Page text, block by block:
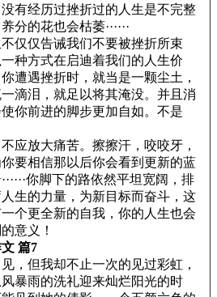
有经历过挫折过的人生是不完整
分的花也会枯萎······
仅仅告诫我们不要被挫折所束
种方式在启迪着我们的人生价
遭遇挫折时，就当是一颗尘土，
滴泪，就足以将其淹没。并且消
你前进的脚步更加自如。不是
应放大痛苦。擦擦汗，咬咬牙，
要相信那以后你会看到更新的蓝
你脚下的路依然平坦宽阔，排
生的力量，为新目标而奋斗，这
个更全新的自我，你的人生也会
意义！
篇7
，但我却不止一次的见过彩虹，
暴雨的洗礼迎来灿烂阳光的时